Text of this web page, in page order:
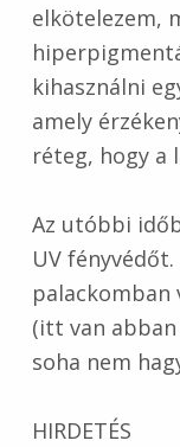
elkötelezem,
kihasználni
amely
réteg, hogy a
Az utóbbi
UV
palackomban
(itt van abban
soha nem
HIRDETÉS